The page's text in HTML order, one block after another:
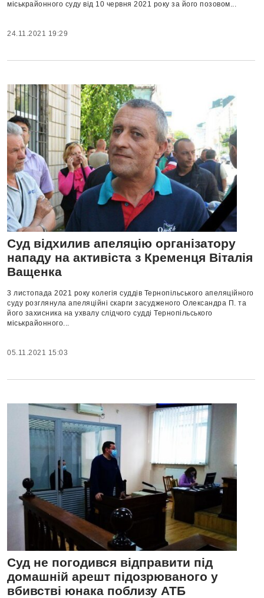
міськрайонного суду від 10 червня 2021 року за його позовом...
24.11.2021 19:29
Суд відхилив апеляцію організатору
нападу на активіста з Кременця Віталія
Ващенка
3 листопада 2021 року колегія суддів Тернопільського апеляційного
суду розглянула апеляційні скарги засудженого Олександра П. та
його захисника на ухвалу слідчого судді Тернопільського
міськрайонного...
05.11.2021 15:03
Суд не погодився відправити під
домашній арешт підозрюваного у
вбивстві юнака поблизу АТБ